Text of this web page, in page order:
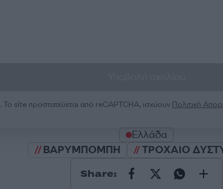
. Το site προστατεύεται από reCAPTCHA, ισχύουν Πολιτική
Ελλάδα
ΒΑΡΥΜΠΟΜΠΗ
ΤΡΟΧΑΙΟ
Share: